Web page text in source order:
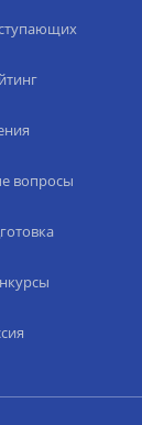
вопросы